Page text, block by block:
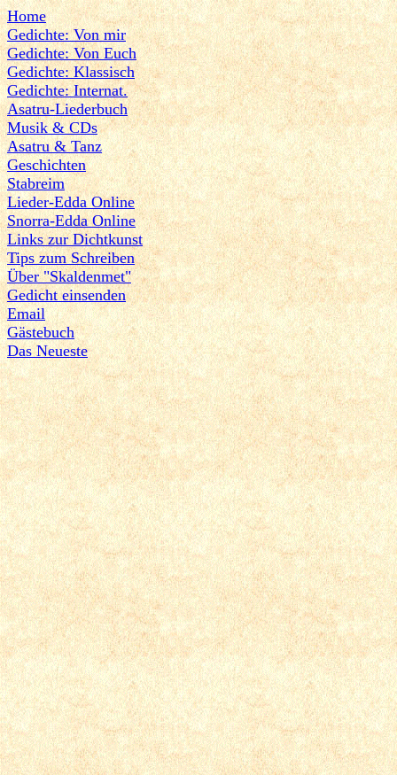
Home
Gedichte: Von mir
Gedichte: Von Euch
Gedichte: Klassisch
Gedichte: Internat.
Asatru-Liederbuch
Musik & CDs
Asatru & Tanz
Geschichten
Stabreim
Lieder-Edda Online
Snorra-Edda Online
Links zur Dichtkunst
Tips zum Schreiben
Über "Skaldenmet"
Gedicht einsenden
Email
Gästebuch
Das Neueste